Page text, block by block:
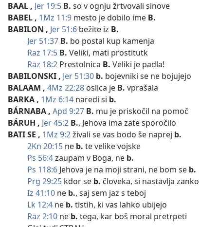
BAAL , Jer 19:5 B. so v ognju žrtvovali sinove
BABEL , 1Mz 11:9 mesto je dobilo ime B.
BABILON , Jer 51:6 bežite iz B.
Jer 51:37 B. bo postal kup kamenja
Raz 17:5 B. Veliki, mati prostitutk
Raz 18:2 Prestolnica B. Veliki je padla!
BABILONSKI , Jer 51:30 b. bojevniki se ne bojujejo
BALAAM , 4Mz 22:28 oslica je B. vprašala
BARKA , 1Mz 6:14 naredi si b.
BÁRNABA , Apd 9:27 B. mu je priskočil na pomoč
BÁRUH , Jer 45:2 B., Jehova ima zate sporočilo
BATI SE , 1Mz 9:2živali se vas bodo še naprej b.
2Kn 20:15 ne b. te velike vojske
Ps 56:4zaupam v Boga, ne b.
Ps 118:6 Jehova je na moji strani, ne bom se b.
Prg 29:25 kdor se b. človeka, si nastavlja zanko
Iz 41:10 ne b., saj sem jaz s teboj
Lk 12:4 ne b. tistih, ki vas lahko ubijejo
Raz 2:10 ne b. tega, kar boš moral pretrpeti